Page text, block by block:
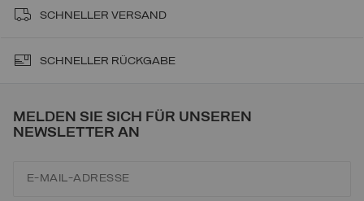
SCHNELLER VERSAND
SCHNELLER RÜCKGABE
MELDEN SIE SICH FÜR UNSEREN
NEWSLETTER AN